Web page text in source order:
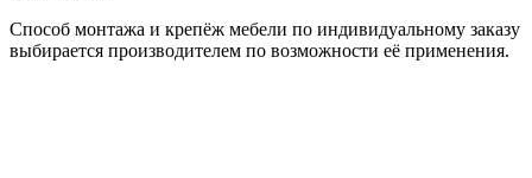
Способ монтажа и крепёж мебели по индивидуальному заказу
выбирается производителем по возможности её применения.